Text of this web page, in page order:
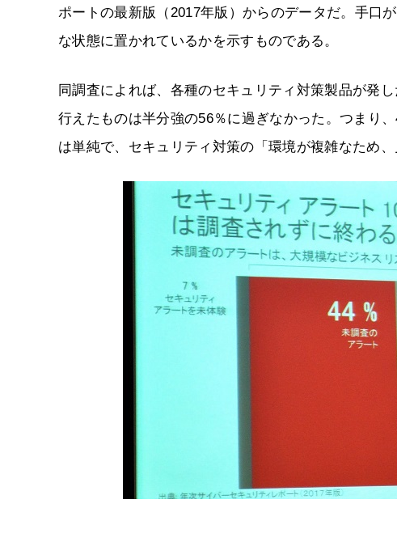
ポートの最新版（2017年版）からのデータだ。手口
な状態に置かれているかを示すものである。
同調査によれば、各種のセキュリティ対策製品が発
行えたものは半分強の56％に過ぎなかった。つまり
は単純で、セキュリティ対策の「環境が複雑なため